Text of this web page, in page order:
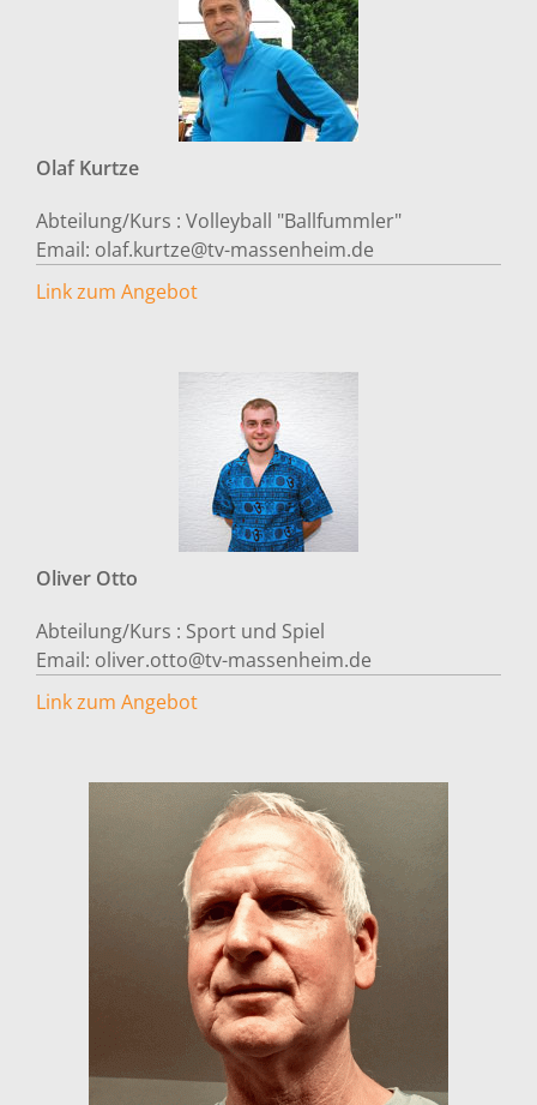
OlafKurtze
Abteilung/Kurs : Volleyball "Ballfummler"
Email: olaf.kurtze@tv-massenheim.de
Link zum Angebot
Oliver Otto
Abteilung/Kurs : Sport und Spiel
Email: oliver.otto@tv-massenheim.de
Link zum Angebot